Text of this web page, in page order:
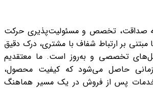
صداقت، تخصص و مسئولیت‌پذیری حرکت
بر ارتباط شفاف با مشتری، درک دقیق
تخصصی و به‌روز است. ما معتقدیم
زمانی حاصل می‌شود که کیفیت محصول،
پس از فروش در یک مسیر هماهنگ